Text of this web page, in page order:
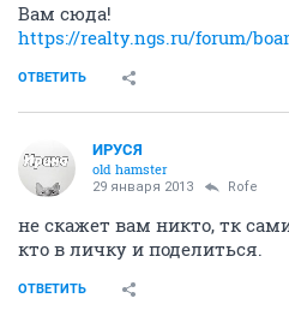
Вам сюда!
https://realty.ngs.ru/forum/board/realty/
ОТВЕТИТЬ
ИРУСЯ
old hamster
29 января 2013 Rofe
не скажет вам никто, тк
кто в личку и поделиться.
ОТВЕТИТЬ